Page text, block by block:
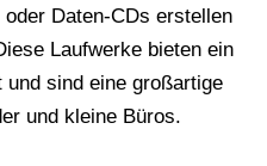
Daten-CDs erstellen
Laufwerke bieten ein
sind eine großartige
und kleine Büros.